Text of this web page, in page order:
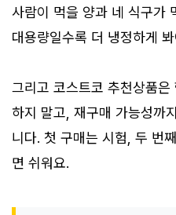
사람이 먹을 양과 네 식구가
대용량일수록 더 냉정하게
그리고 코스트코 추천상품
하지 말고, 재구매 가능성까
니다. 첫 구매는 시험, 두 번
면 쉬워요.